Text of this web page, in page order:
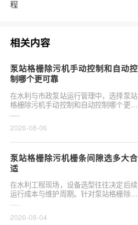
程
相关内容
泵站格栅除污机手动控制和自动控
制哪个更可靠
在水利与市政泵站运行管理中，选择泵站
格栅除污机手动控制和自动控制哪个更可
靠，往往是项目决策的关键环节。这并非
2026-08-06
泵站格栅除污机栅条间隙选多大合
适
在水利工程现场，设备选型往往决定后续
运行成本与维护周期。针对泵站格栅除污
机栅条间隙选多大合适，需结合具体工况
2026-08-04